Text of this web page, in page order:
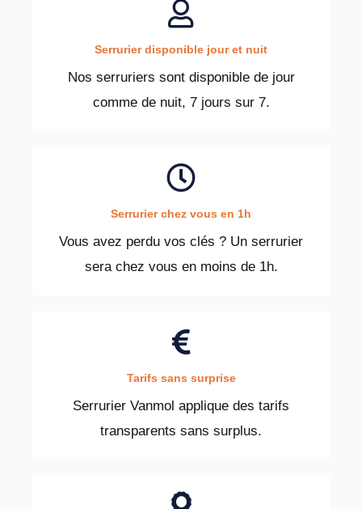
Serrurier disponible jour et nuit
Nos serruriers sont disponible de jour
comme de nuit, 7 jours sur 7.
Serrurier chez vous en 1h
Vous avez perdu vos clés ? Un serrurier
sera chez vous en moins de 1h.
Tarifs sans surprise
Serrurier Vanmol applique des tarifs
transparents sans surplus.